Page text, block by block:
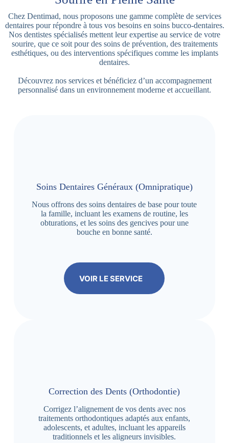
Chez Dentimad, nous proposons une gamme complète de services
dentaires pour répondre à tous vos besoins en soins bucco-dentaires.
Nos dentistes spécialisés mettent leur expertise au service de votre
sourire, que ce soit pour des soins de prévention, des traitements
esthétiques, ou des interventions spécifiques comme les implants
dentaires.
Découvrez nos services et bénéficiez d’un accompagnement
personnalisé dans un environnement moderne et accueillant.
Soins Dentaires Généraux (Omnipratique)
Nous offrons des soins dentaires de base pour toute
la famille, incluant les examens de routine, les
obturations, et les soins des gencives pour une
bouche en bonne santé.
VOIR LE SERVICE
Correction des Dents (Orthodontie)
Corrigez l’alignement de vos dents avec nos
traitements orthodontiques adaptés aux enfants,
adolescents, et adultes, incluant les appareils
traditionnels et les aligneurs invisibles.